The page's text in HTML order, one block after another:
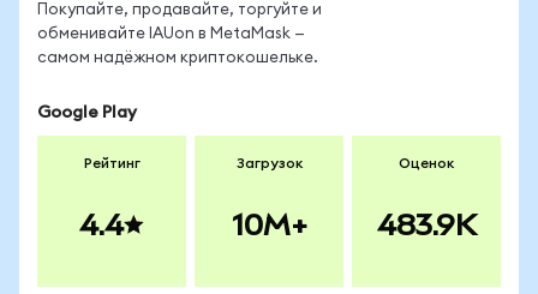
Покупайте, продавайте, торгуйте и
обменивайте IAUon в MetaMask —
самом надёжном криптокошельке.
Google Play
Рейтинг
4.4
Загрузок
10M+
Оценок
483.9K